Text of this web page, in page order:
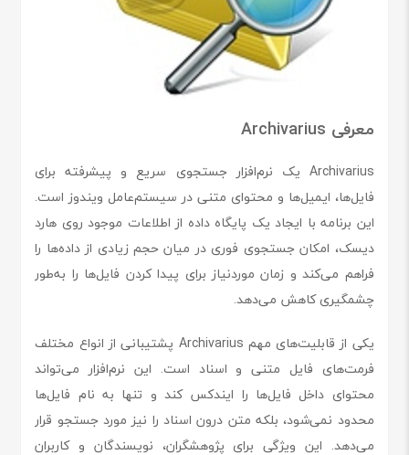
معرفی Archivarius
Archivarius یک نرم‌افزار جستجوی سریع و پیشرفته برای
فایل‌ها، ایمیل‌ها و محتوای متنی در سیستم‌عامل ویندوز است.
این برنامه با ایجاد یک پایگاه داده از اطلاعات موجود روی هارد
دیسک، امکان جستجوی فوری در میان حجم زیادی از داده‌ها را
فراهم می‌کند و زمان موردنیاز برای پیدا کردن فایل‌ها را به‌طور
چشمگیری کاهش می‌دهد.
یکی از قابلیت‌های مهم Archivarius پشتیبانی از انواع مختلف
فرمت‌های فایل متنی و اسناد است. این نرم‌افزار می‌تواند
محتوای داخل فایل‌ها را ایندکس کند و تنها به نام فایل‌ها
محدود نمی‌شود، بلکه متن درون اسناد را نیز مورد جستجو قرار
می‌دهد. این ویژگی برای پژوهشگران، نویسندگان و کاربران